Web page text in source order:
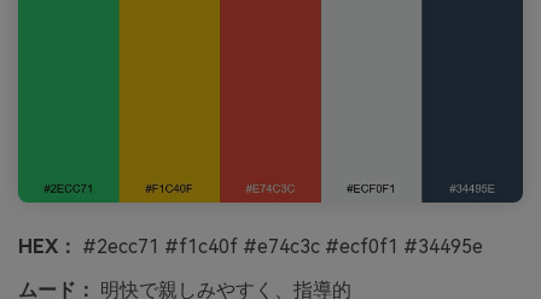
HEX： #2ecc71 #f1c40f #e74c3c #ecf0f1 #34495e
ムード： 明快で親しみやすく、指導的